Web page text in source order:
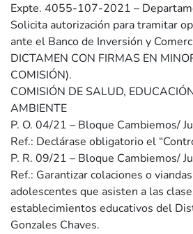
Expte. 4055-107-2021 –
Solicita autorización para tramitar
ante el Banco de Inversión y
DICTAMEN CON FIRMAS EN
COMISIÓN).
COMISIÓN DE SALUD,
AMBIENTE
P. O. 04/21 – Bloque Cambiemos/
Ref.: Declárase obligatorio el
P. R. 09/21 – Bloque Cambiemos/
Ref.: Garantizar colaciones o
adolescentes que asisten a las
establecimientos educativos del
Gonzales Chaves.